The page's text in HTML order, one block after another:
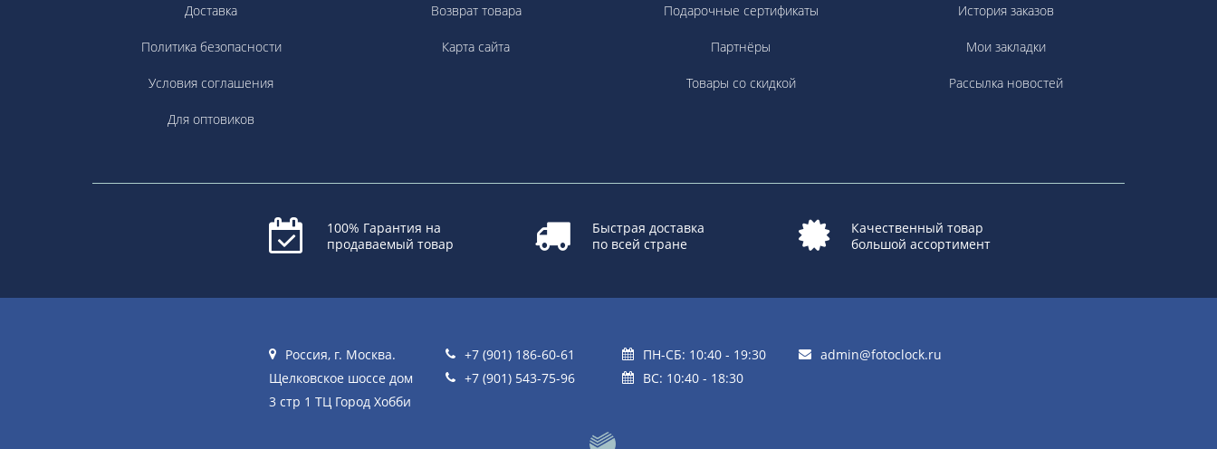
Доставка
Политика безопасности
Условия соглашения
Для оптовиков
Возврат товара
Карта сайта
Подарочные сертификаты
Партнёры
Товары со скидкой
История заказов
Мои закладки
Рассылка новостей
100% Гарантия на
продаваемый товар
Быстрая доставка
по всей стране
Качественный товар
большой ассортимент
Россия, г. Москва.
Щелковское шоссе дом
3 стр 1 ТЦ Город Хобби
+7 (901) 186-60-61
+7 (901) 543-75-96
ПН-СБ: 10:40 - 19:30
ВС: 10:40 - 18:30
admin@fotoclock.ru